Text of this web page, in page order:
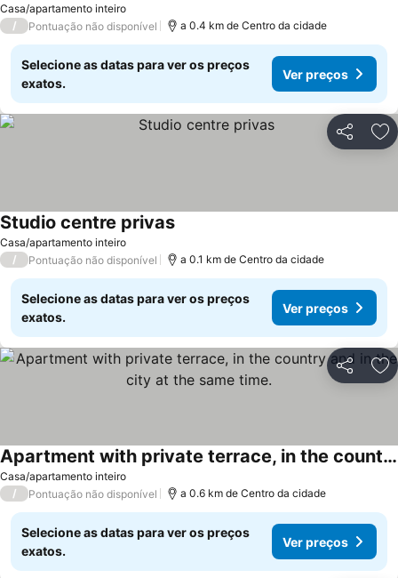
Casa/apartamento inteiro
/ Pontuação não disponível a 0.4 km de Centro da cidade
Selecione as datas para ver os preços
exatos.
Ver preços
Partilhar
Casa/apartamento inteiro
Studio centre privas
/ Pontuação não disponível a 0.1 km de Centro da cidade
Selecione as datas para ver os preços
exatos.
Ver preços
Partilhar
Casa/apartamento inteiro
Apartment with private terrace, in the country and in the city at the same time.
/ Pontuação não disponível a 0.6 km de Centro da cidade
Selecione as datas para ver os preços
exatos.
Ver preços